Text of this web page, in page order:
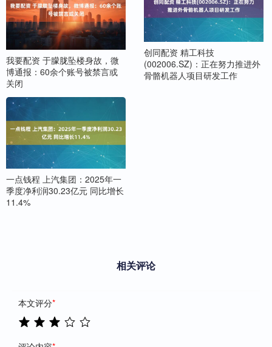
我要配资 于朦胧坠楼身故，微
博通报：60余个账号被禁言或
关闭
创同配资 精工科技
(002006.SZ)：正在努力推进外
骨骼机器人项目研发工作
一点钱程 上汽集团：2025年一
季度净利润30.23亿元 同比增长
11.4%
相关评论
本文评分*